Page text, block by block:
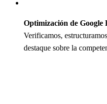
Optimización de Google
Verificamos,
destaque sobre la